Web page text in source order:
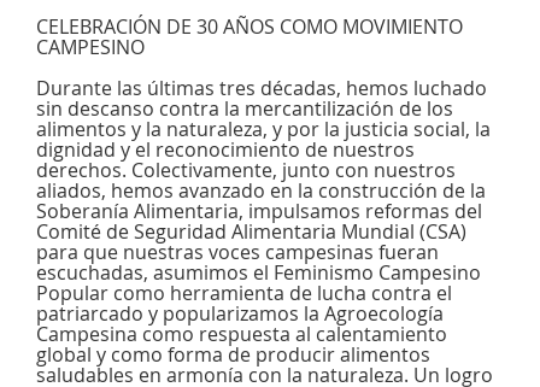
CELEBRACIÓN DE 30 AÑOS COMO MOVIMIENTO
CAMPESINO
Durante las últimas tres décadas, hemos luchado
sin descanso contra la mercantilización de los
alimentos y la naturaleza, y por la justicia social, la
dignidad y el reconocimiento de nuestros
derechos. Colectivamente, junto con nuestros
aliados, hemos avanzado en la construcción de la
Soberanía Alimentaria, impulsamos reformas del
Comité de Seguridad Alimentaria Mundial (CSA)
para que nuestras voces campesinas fueran
escuchadas, asumimos el Feminismo Campesino
Popular como herramienta de lucha contra el
patriarcado y popularizamos la Agroecología
Campesina como respuesta al calentamiento
global y como forma de producir alimentos
saludables en armonía con la naturaleza. Un logro